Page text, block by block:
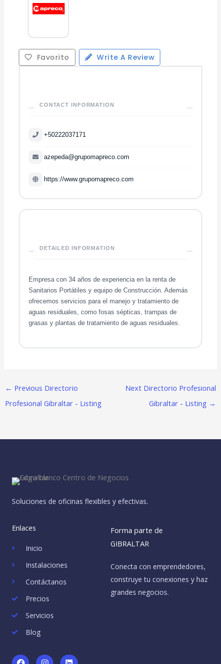
Favorito Write A Review
CONTACT INFORMATION
+50222037171
azepeda@grupomapreco.com
https://www.grupomapreco.com
DETAILED INFORMATION
Empresa con 34 años de experiencia en la renta de
Sanitarios Portátiles y equipo de Construcción. Además
ofrecemos servicios para el manejo y tratamiento de
aguas residuales, como fosas sépticas, trampas de
grasas y plantas de tratamiento de aguas residuales.
← Previous Directorio
Profesional Gibraltar - Listing
Next Directorio Profesional
Gibraltar - Listing →
Soluciones de oficinas flexibles y efectivas.
Enlaces
Inicio
Instalaciones
Contáctanos
Precios
Servicios
Blog
Forma parte de
GIBRALTAR
Conecta con emprendedores,
construye tu conexiones y haz
grandes negocios.
F I L